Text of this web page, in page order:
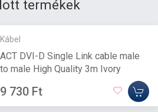
termékek
Kábel
ACT DVI-D Single Link cable male
to male High Quality 3m Ivory
9 730 Ft